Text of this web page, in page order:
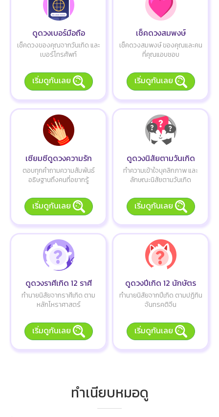
ดูดวงเบอร์มือถือ
เช็คดวงของคุณจากวันเกิด และ
เบอร์โทรศัพท์
เริ่มดูกันเลย
เช็คดวงสมพงษ์
เช็คดวงสมพงษ์ ของคุณและคน
ที่คุณแอบชอบ
เริ่มดูกันเลย
เซียมซีดูดวงความรัก
ตอบทุกคำถามความสัมพันธ์
อธิษฐานถึงคนที่อยากรู้
เริ่มดูกันเลย
ดูดวงนิสัยตามวันเกิด
ทำความเข้าใจบุคลิกภาพ และ
ลักษณะนิสัยตามวันเกิด
เริ่มดูกันเลย
ดูดวงราศีเกิด 12 ราศี
ทำนายนิสัยจากราศีเกิด ตาม
หลักโหราศาสตร์
เริ่มดูกันเลย
ดูดวงปีเกิด 12 นักษัตร
ทำนายนิสัยจากปีเกิด ตามปฏิทิน
จันทรคติจีน
เริ่มดูกันเลย
ทำเนียบหมอดู